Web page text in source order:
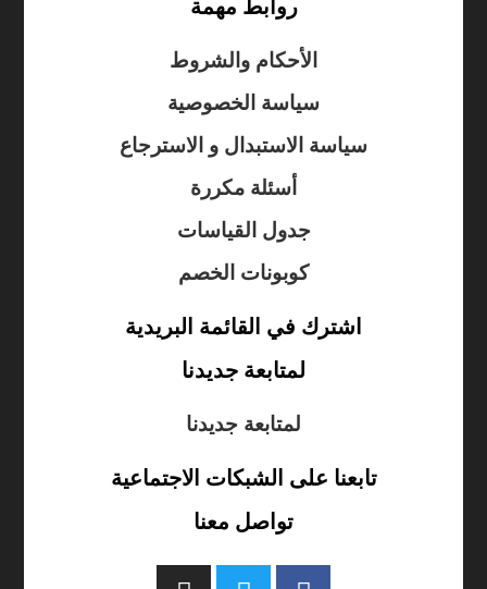
روابط مهمة
الأحكام والشروط
سياسة الخصوصية
سياسة الاستبدال و الاسترجاع
أسئلة مكررة
جدول القياسات
كوبونات الخصم
اشترك في القائمة البريدية
لمتابعة جديدنا
لمتابعة جديدنا
تابعنا على الشبكات الاجتماعية
تواصل معنا